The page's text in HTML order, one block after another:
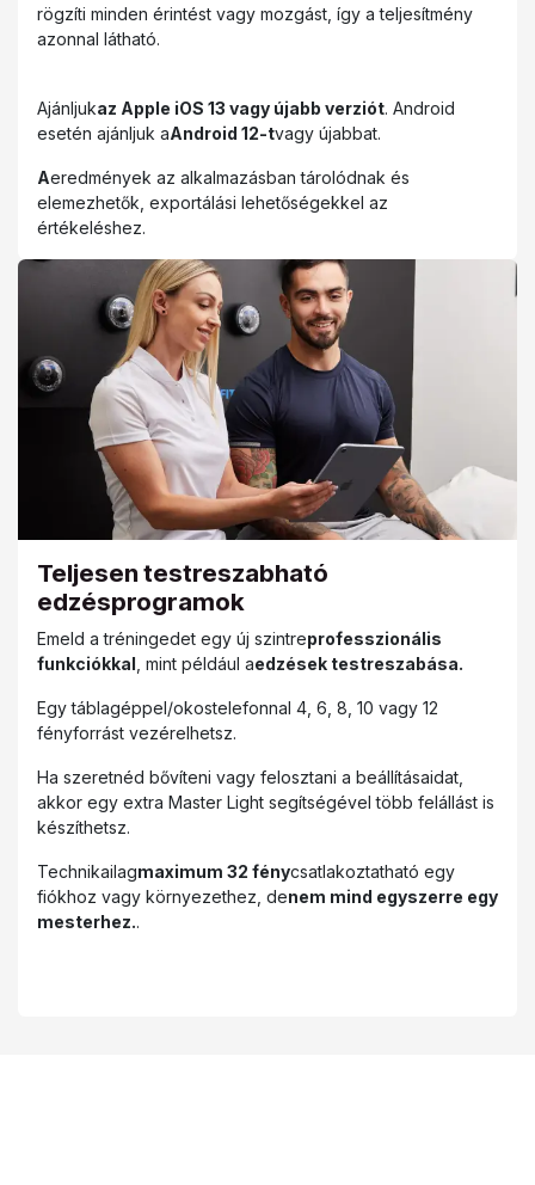
rögzíti minden érintést vagy mozgást, így a teljesítmény
azonnal látható.
Ajánljukaz Apple iOS 13 vagy újabb verziót. Android
esetén ajánljuk aAndroid 12-tvagy újabbat.
Aeredmények az alkalmazásban tárolódnak és
elemezhetők, exportálási lehetőségekkel az
értékeléshez.
Teljesen testreszabható
edzésprogramok
Emeld a tréningedet egy új szintreprofesszionális
funkciókkal , mint például aedzések testreszabása.
Egy táblagéppel/okostelefonnal 4, 6, 8, 10 vagy 12
fényforrást vezérelhetsz.
Ha szeretnéd bővíteni vagy felosztani a beállításaidat,
akkor egy extra Master Light segítségével több felállást is
készíthetsz.
Technikailagmaximum 32 fénycsatlakoztatható egy
fiókhoz vagy környezethez, denem mind egyszerre egy
mesterhez..